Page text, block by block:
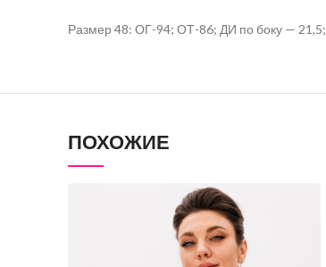
Размер 48: ОГ-94; ОТ-86; ДИ по боку — 21,5;
ПОХОЖИЕ